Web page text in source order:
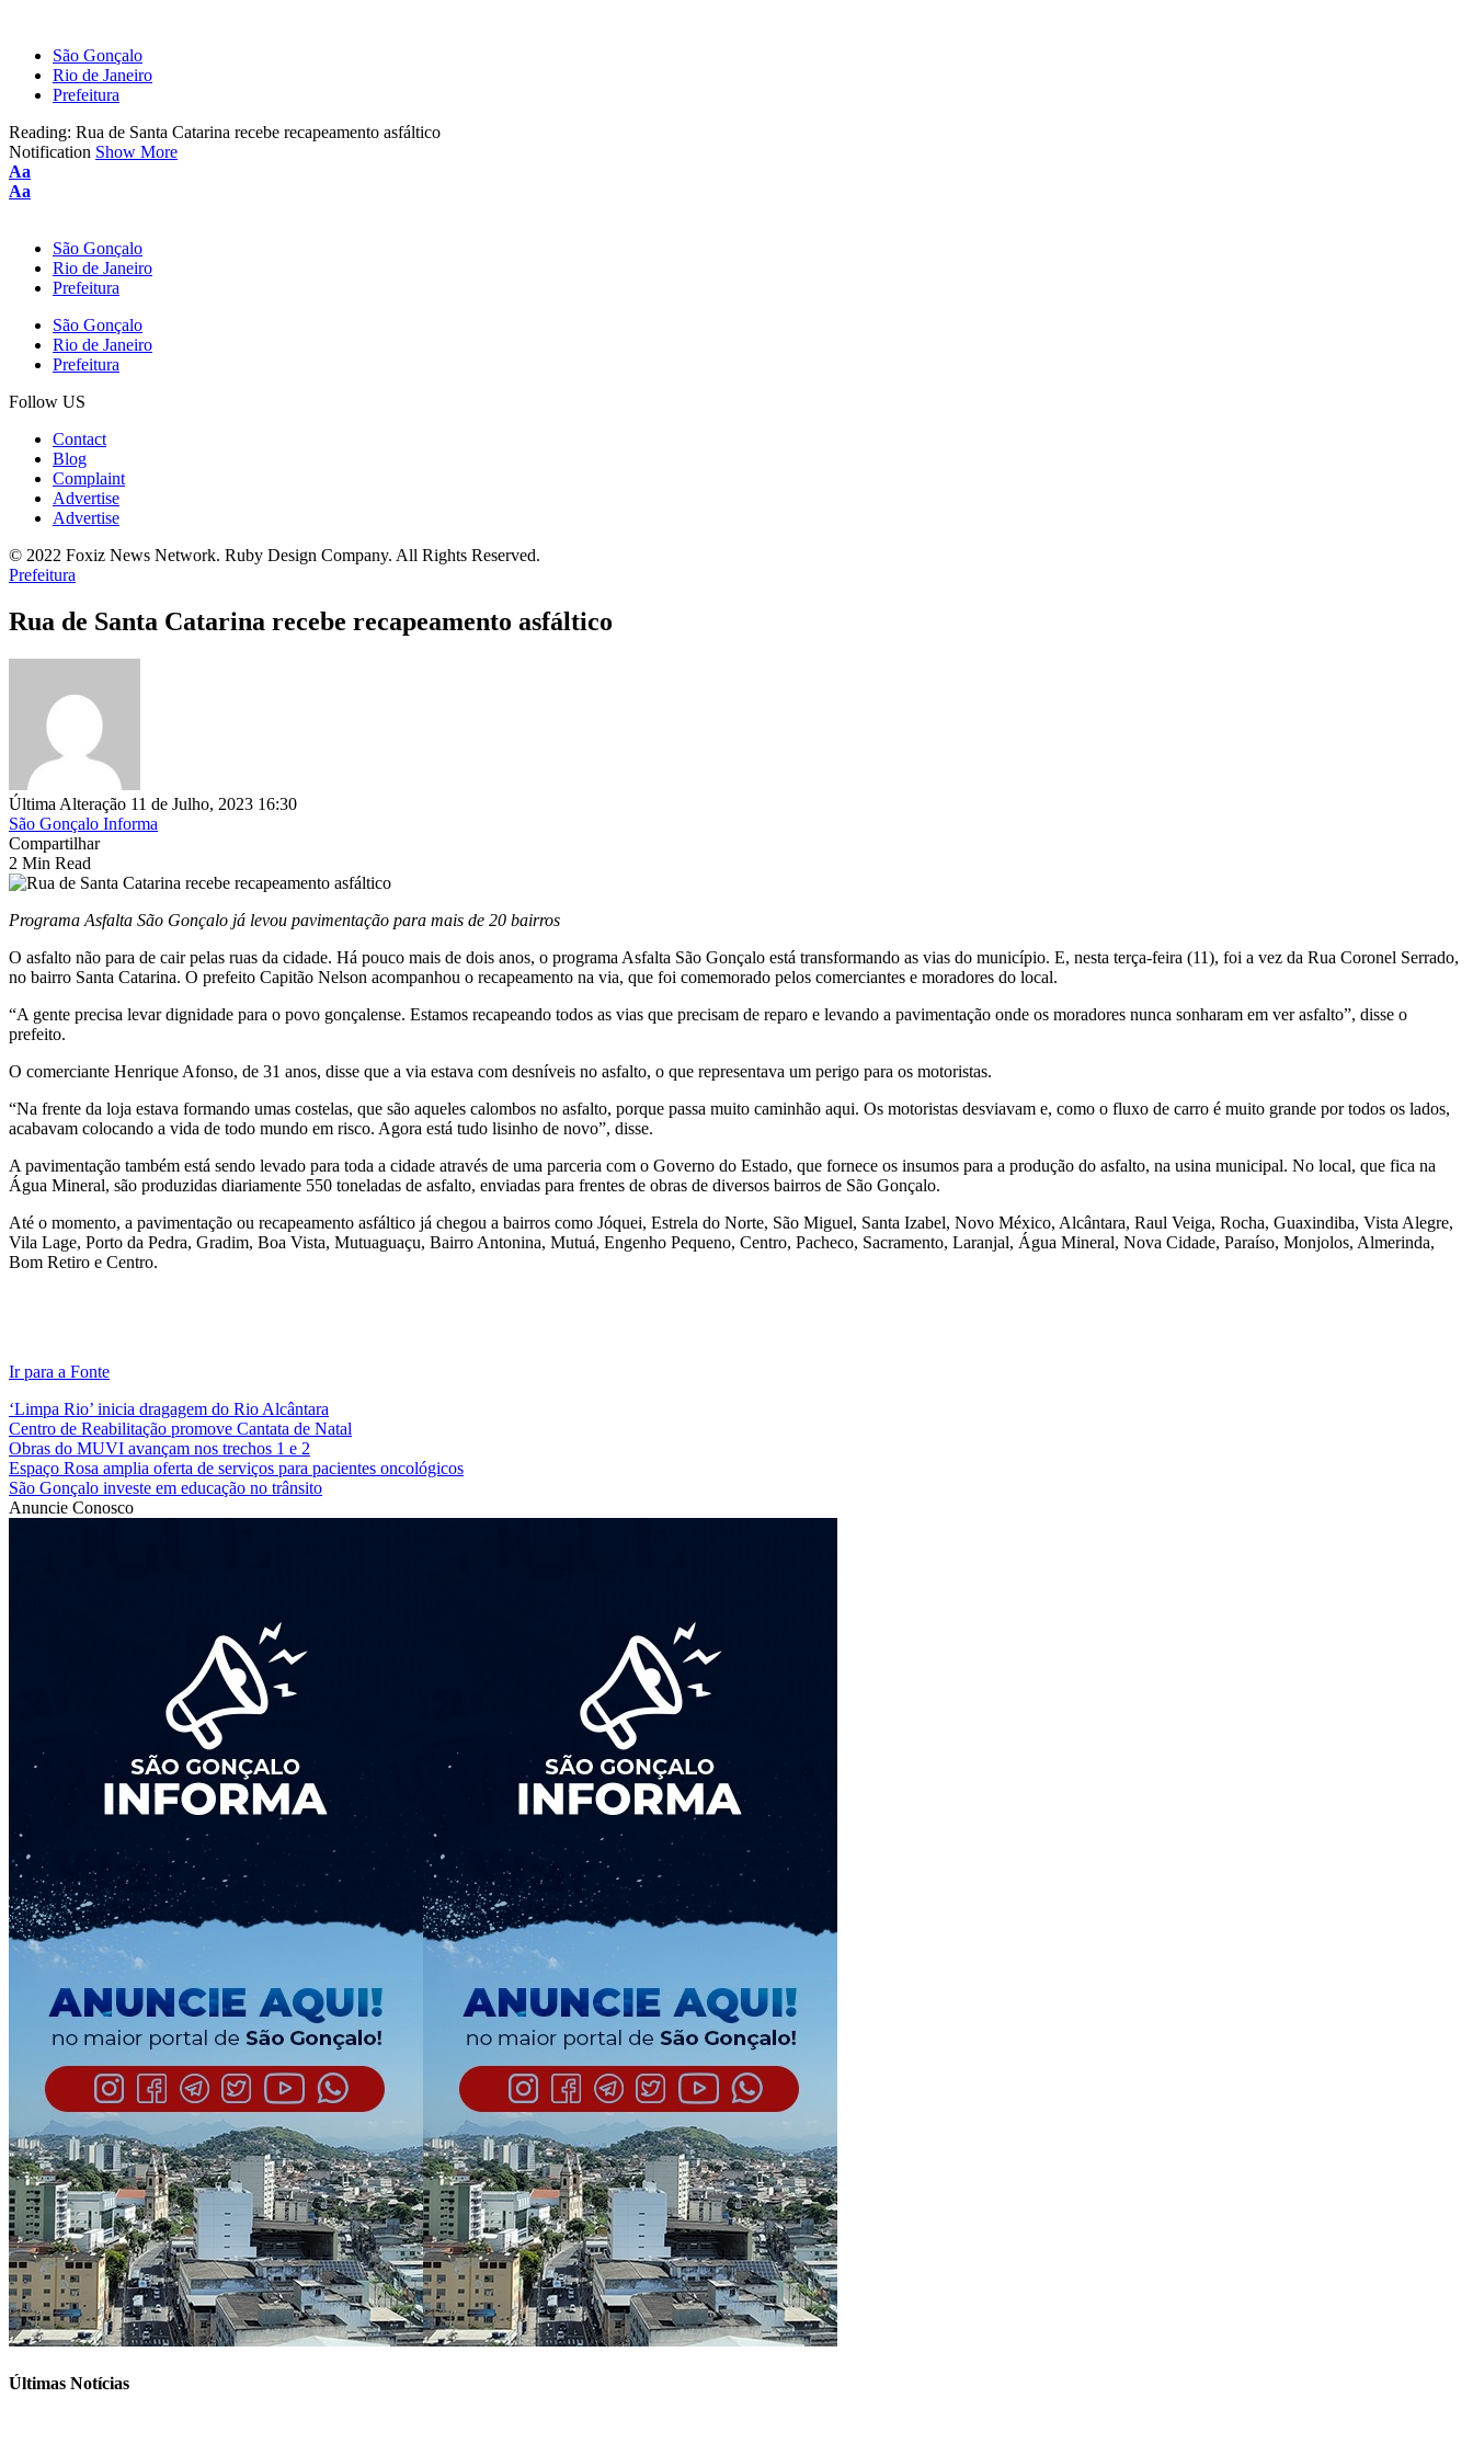
São Gonçalo
Rio de Janeiro
Prefeitura
Reading: Rua de Santa Catarina recebe recapeamento asfáltico
Notification Show More
Aa
Aa
São Gonçalo
Rio de Janeiro
Prefeitura
São Gonçalo
Rio de Janeiro
Prefeitura
Follow US
Contact
Blog
Complaint
Advertise
Advertise
© 2022 Foxiz News Network. Ruby Design Company. All Rights Reserved.
Prefeitura
Rua de Santa Catarina recebe recapeamento asfáltico
Última Alteração 11 de Julho, 2023 16:30
São Gonçalo Informa
Compartilhar
2 Min Read
Programa Asfalta São Gonçalo já levou pavimentação para mais de 20 bairros
O asfalto não para de cair pelas ruas da cidade. Há pouco mais de dois anos, o programa Asfalta São Gonçalo está transformando as vias do município. E, nesta terça-feira (11), foi a vez da Rua Coronel Serrado,
no bairro Santa Catarina. O prefeito Capitão Nelson acompanhou o recapeamento na via, que foi comemorado pelos comerciantes e moradores do local.
“A gente precisa levar dignidade para o povo gonçalense. Estamos recapeando todos as vias que precisam de reparo e levando a pavimentação onde os moradores nunca sonharam em ver asfalto”, disse o
prefeito.
O comerciante Henrique Afonso, de 31 anos, disse que a via estava com desníveis no asfalto, o que representava um perigo para os motoristas.
“Na frente da loja estava formando umas costelas, que são aqueles calombos no asfalto, porque passa muito caminhão aqui. Os motoristas desviavam e, como o fluxo de carro é muito grande por todos os lados,
acabavam colocando a vida de todo mundo em risco. Agora está tudo lisinho de novo”, disse.
A pavimentação também está sendo levado para toda a cidade através de uma parceria com o Governo do Estado, que fornece os insumos para a produção do asfalto, na usina municipal. No local, que fica na
Água Mineral, são produzidas diariamente 550 toneladas de asfalto, enviadas para frentes de obras de diversos bairros de São Gonçalo.
Até o momento, a pavimentação ou recapeamento asfáltico já chegou a bairros como Jóquei, Estrela do Norte, São Miguel, Santa Izabel, Novo México, Alcântara, Raul Veiga, Rocha, Guaxindiba, Vista Alegre,
Vila Lage, Porto da Pedra, Gradim, Boa Vista, Mutuaguaçu, Bairro Antonina, Mutuá, Engenho Pequeno, Centro, Pacheco, Sacramento, Laranjal, Água Mineral, Nova Cidade, Paraíso, Monjolos, Almerinda,
Bom Retiro e Centro.
Ir para a Fonte
‘Limpa Rio’ inicia dragagem do Rio Alcântara
Centro de Reabilitação promove Cantata de Natal
Obras do MUVI avançam nos trechos 1 e 2
Espaço Rosa amplia oferta de serviços para pacientes oncológicos
São Gonçalo investe em educação no trânsito
Anuncie Conosco
Últimas Notícias